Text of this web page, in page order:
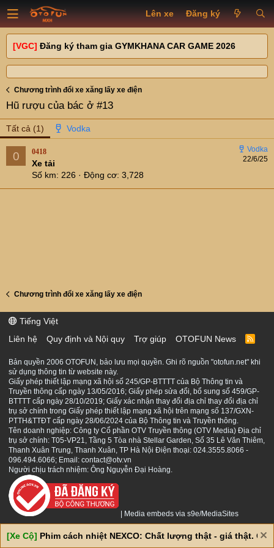
Lên xe Đăng ký
[VGC] Đăng ký tham gia GYMKHANA CAR GAME 2026
Chương trình đổi xe xăng lấy xe điện
Hũ rượu của bác ở #13
Tất cả (1)
0 22/6/25
0418
Xe tải
Số km 226 Động cơ 3,728
Chương trình đổi xe xăng lấy xe điện
Tiếng Việt
Liên hệ
Quy định và Nội quy Trợ giúp OTOFUN News
R
S
Bản quyền 2006 OTOFUN, bảo lưu mọi quyền. Ghi rõ nguồn "otofun.net" khi
sử dụng thông tin từ website này.
Giấy phép thiết lập mạng xã hội số 245/GP-BTTTT của Bộ Thông tin và
Truyền thông cấp ngày 13/05/2016; Giấy phép sửa đổi, bổ sung số 459/GP-
BTTTT cấp ngày 28/10/2019; Giấy xác nhận thay đổi địa chỉ thay đổi địa chỉ
trụ sở chính trong Giấy phép thiết lập mạng xã hội trên mạng số 137/GXN-
PTTH&TTĐT cấp ngày 28/06/2024 của Bộ Thông tin và Truyền thông.
Tên doanh nghiệp: Công ty Cổ phần OTV Truyền thông (OTV Media) Địa chỉ
trụ sở chính: T05-VP21, Tầng 5 Tòa nhà Stellar Garden, Số 35 Lê Văn Thiêm,
Thanh Xuân Trung, Thanh Xuân, TP Hà Nội Điện thoại: 024.3555.8066 -
096.494.6066; Email: contact@otv.vn
Người chịu trách nhiệm: Ông Nguyễn Đại Hoàng.
Media embeds via s9e/MediaSites
[Xe Cộ] Phim cách nhiệt NEXCO: Chất lượng thật - giá thật. Giá